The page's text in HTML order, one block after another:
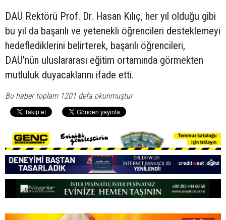
DAÜ Rektörü Prof. Dr. Hasan Kılıç, her yıl olduğu gibi
bu yıl da başarılı ve yetenekli öğrencileri desteklemeyi
hedeflediklerini belirterek, başarılı öğrencileri,
DAÜ’nün uluslararası eğitim ortamında görmekten
mutluluk duyacaklarını ifade etti.
Bu haber toplam 1201 defa okunmuştur